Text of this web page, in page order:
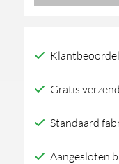
aantalGratis
Standaard
Aangesloten